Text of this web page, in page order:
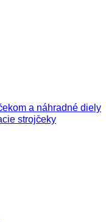
a náhradné diely
strojčeky